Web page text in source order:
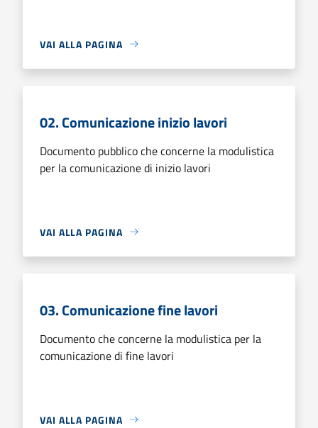
VAI ALLA PAGINA
02. Comunicazione inizio lavori
Documento pubblico che concerne la modulistica
per la comunicazione di inizio lavori
VAI ALLA PAGINA
03. Comunicazione fine lavori
Documento che concerne la modulistica per la
comunicazione di fine lavori
VAI ALLA PAGINA